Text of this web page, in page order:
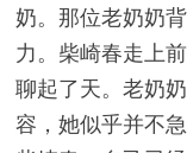
奶。那位老奶奶
力。柴崎春走上
聊起了天。老奶
容，她似乎并不